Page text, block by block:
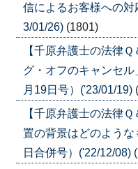
信によるお客様への
3/01/26) (1801)
【千原弁護士の法律
グ・オフのキャンセ
月19日号）('23/01/19)
【千原弁護士の法律
置の背景はどのよう
日合併号）('22/12/08)